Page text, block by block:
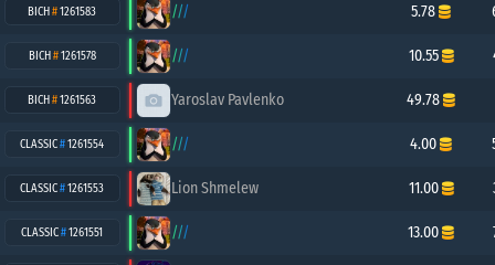
BICH#1261583 /// 5.78
BICH#1261578 /// 10.55
BICH#1261563 Yaroslav Pavlenko 49.78
CLASSIC#1261554 /// 4.00
CLASSIC#1261553 Lion Shmelew 11.00
CLASSIC#1261551 /// 13.00